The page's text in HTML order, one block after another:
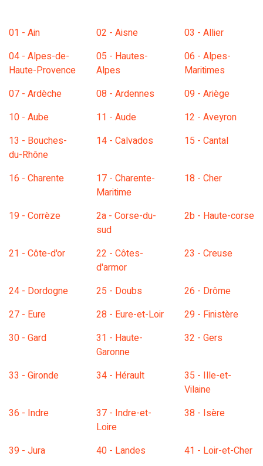
01 - Ain 02 - Aisne
03 - Allier
04 - Alpes-de-
Haute-Provence
05 - Hautes-
Alpes
06 - Alpes-
Maritimes
07 - Ardèche
08 - Ardennes
09 - Ariège
10 - Aube
11 - Aude
12 - Aveyron
13 - Bouches-
du-Rhône
14 - Calvados 15 - Cantal
16 - Charente
17 - Charente-
Maritime
18 - Cher
19 - Corrèze
2a - Corse-du-
sud
2b - Haute-corse
21 - Côte-d'or
22 - Côtes-
d'armor
23 - Creuse
24 - Dordogne 25 - Doubs
26 - Drôme
27 - Eure
28 - Eure-et-Loir
29 - Finistère
30 - Gard
31 - Haute-
Garonne
32 - Gers
33 - Gironde 34 - Hérault
35 - Ille-et-
Vilaine
36 - Indre
37 - Indre-et-
Loire
38 - Isère
39 - Jura 40 - Landes
41 - Loir-et-Cher